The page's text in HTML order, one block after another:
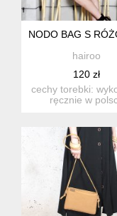
NODO BAG S
hairoo
120 zł
cechy torebki:
ręcznie w